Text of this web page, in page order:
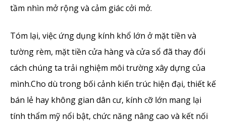
tầm nhìn mở rộng và cảm giác cởi mở.
Tóm lại, việc ứng dụng kính khổ lớn ở mặt tiền và
tường rèm, mặt tiền cửa hàng và cửa sổ đã thay đổi
cách chúng ta trải nghiệm môi trường xây dựng của
mình.Cho dù trong bối cảnh kiến ​​trúc hiện đại, thiết kế
bán lẻ hay không gian dân cư, kính cỡ lớn mang lại
tính thẩm mỹ nổi bật, chức năng nâng cao và kết nối